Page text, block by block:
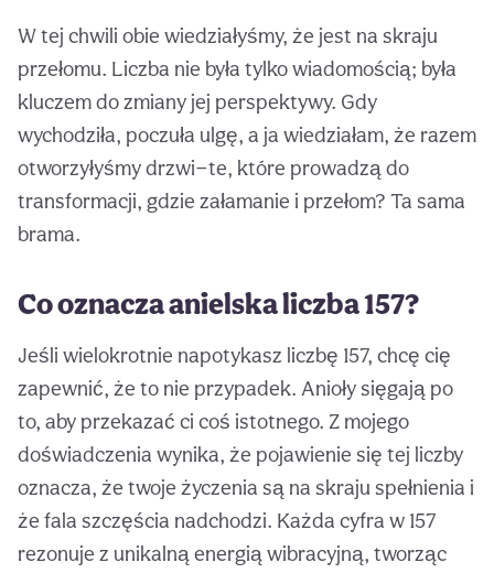
W tej chwili obie wiedziałyśmy, że jest na skraju
przełomu. Liczba nie była tylko wiadomością; była
kluczem do zmiany jej perspektywy. Gdy
wychodziła, poczuła ulgę, a ja wiedziałam, że razem
otworzyłyśmy drzwi—te, które prowadzą do
transformacji, gdzie załamanie i przełom? Ta sama
brama.
Co oznacza anielska liczba 157?
Jeśli wielokrotnie napotykasz liczbę 157, chcę cię
zapewnić, że to nie przypadek. Anioły sięgają po
to, aby przekazać ci coś istotnego. Z mojego
doświadczenia wynika, że pojawienie się tej liczby
oznacza, że twoje życzenia są na skraju spełnienia i
że fala szczęścia nadchodzi. Każda cyfra w 157
rezonuje z unikalną energią wibracyjną, tworząc